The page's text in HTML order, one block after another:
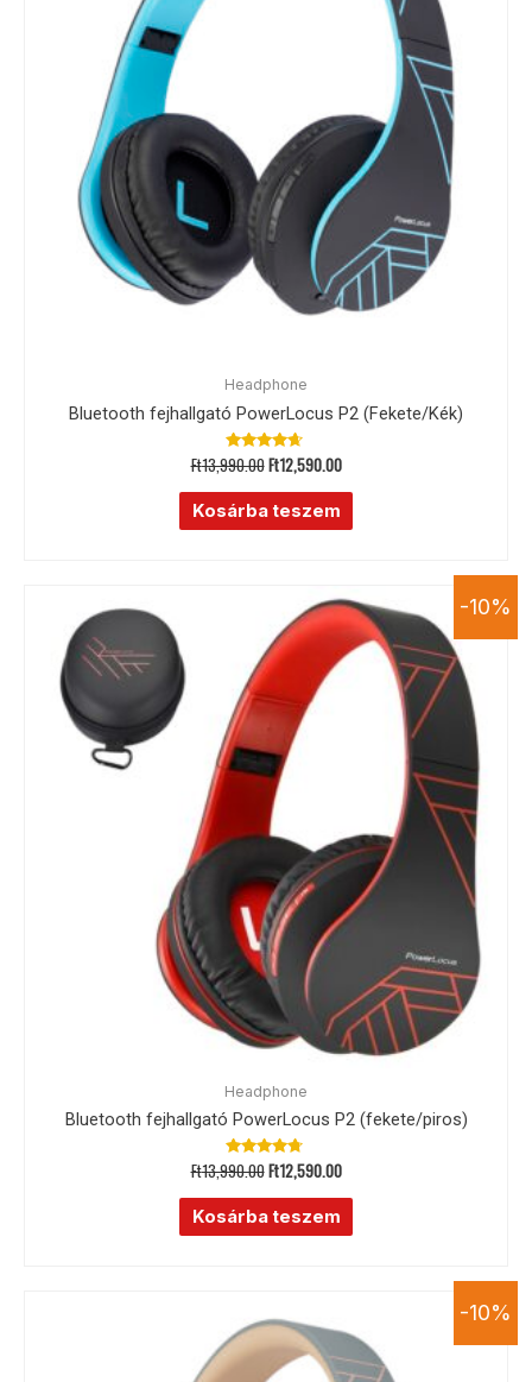
Headphone
Bluetooth fejhallgató PowerLocus P2 (Fekete/Kék)
Értékelés:
4.50
/ 5
Ft13,990.00Ft12,590.00
Kosárba teszem
-10%
Headphone
Bluetooth fejhallgató PowerLocus P2 (fekete/piros)
Értékelés:
4.55
/ 5
Ft13,990.00Ft12,590.00
Kosárba teszem
-10%